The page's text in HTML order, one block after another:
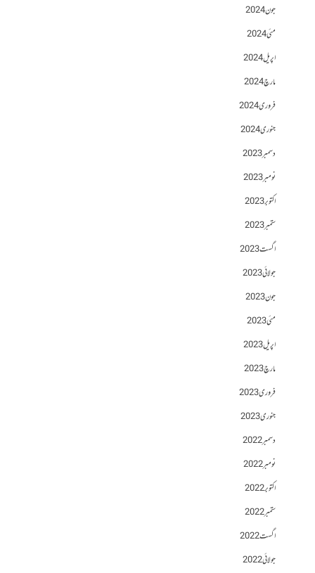
جون 2024
مئی 2024
اپریل 2024
مارچ 2024
فروری 2024
جنوری 2024
دسمبر 2023
نومبر 2023
اکتوبر 2023
ستمبر 2023
اگست 2023
جولائی 2023
جون 2023
مئی 2023
اپریل 2023
مارچ 2023
فروری 2023
جنوری 2023
دسمبر 2022
نومبر 2022
اکتوبر 2022
ستمبر 2022
اگست 2022
جولائی 2022